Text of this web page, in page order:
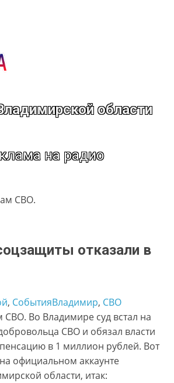
области
на радио
отказали в
, СобытияВладимир, СВО
Во Владимире суд встал на
СВО и обязал власти
в 1 миллион рублей. Вот
официальном аккаунте
области, итак: